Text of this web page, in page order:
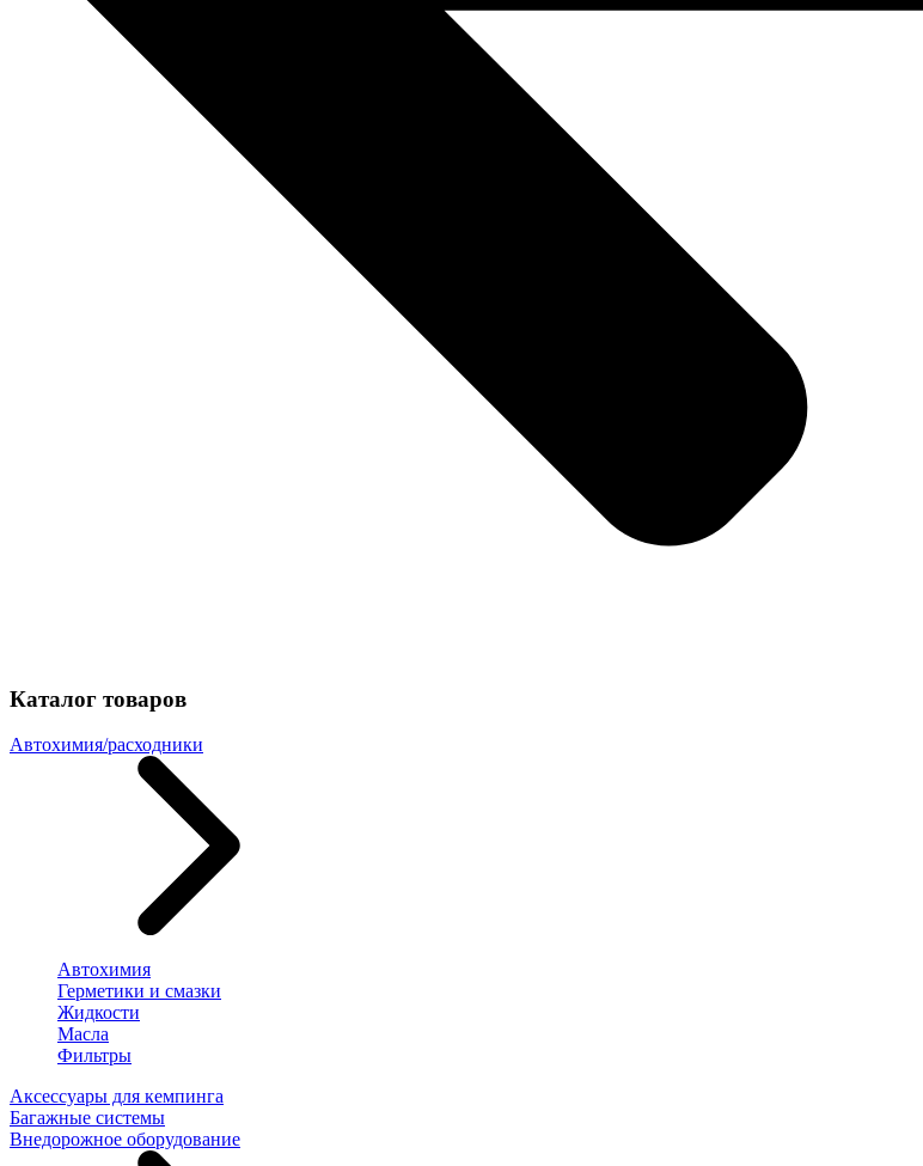
Каталог товаров
Автохимия/расходники
Автохимия
Герметики и смазки
Жидкости
Масла
Фильтры
Аксессуары для кемпинга
Багажные системы
Внедорожное оборудование